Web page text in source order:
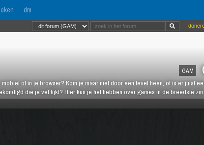
dm
GAM
of in je browser? Kom je maar niet door een level heen, of is er juist
die je vet lijkt? Hier kun je het hebben over games in de breedste